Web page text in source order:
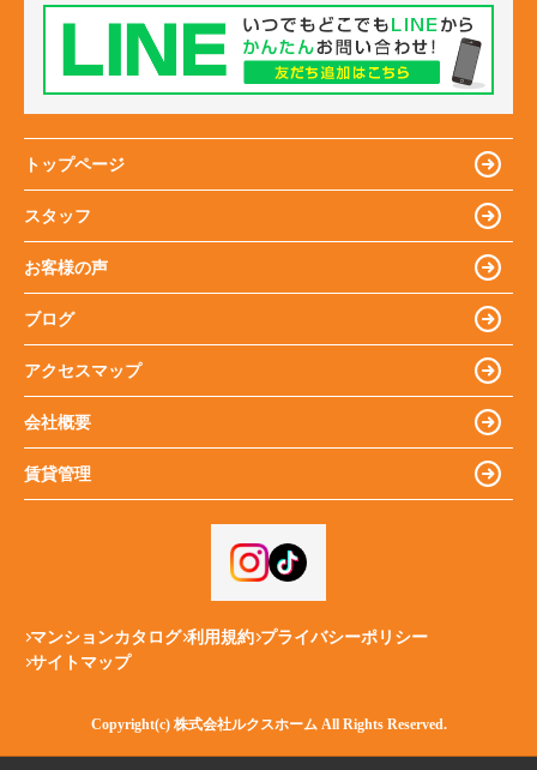
トップページ
スタッフ
お客様の声
ブログ
アクセスマップ
会社概要
賃貸管理
マンションカタログ 利用規約 プライバシーポリシー
サイトマップ
Copyright(c) 株式会社ルクスホーム All Rights Reserved.